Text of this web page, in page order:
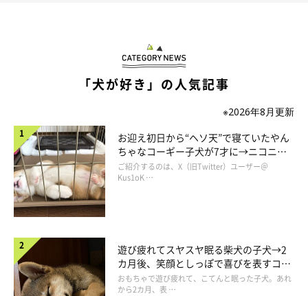
すると、食器やリードから鳴る小さな金属音に怯えていることに
気づいたり。また、足の痛みだけではなく、循環器が悪いことに
も気がつきました。ひとつずつみくの不安を取り除いていくこと
を心がけ、健康面では整体や漢方、サプリなどで対処していく
と、みくはみるみる元気になって。
今では、動物病院にお世話になるのはワクチンと健診のときだけ
「犬が好き」の人気記事
※2026年8月更新
お迎え初日から“ヘソ天”で寝ていたやん
ちゃなコーギー子犬が7才に→ニコニ
コ“コーギースマイル”が魅力のコに成
長！
ご紹介するのは、X（旧Twitter）ユーザー＠
Kus1oK …
遊び疲れてスヤスヤ眠る柴犬の子犬→2
カ月後、笑顔としっぽで喜びを表すコに
成長！
おもちゃで遊び疲れて、こてんと眠った子犬。あれ
から2カ月、表 …